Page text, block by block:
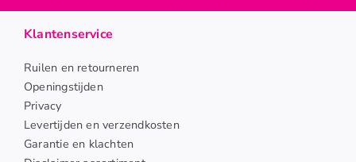
Klantenservice
Ruilen en retourneren
Openingstijden
Privacy
Levertijden en verzendkosten
Garantie en klachten